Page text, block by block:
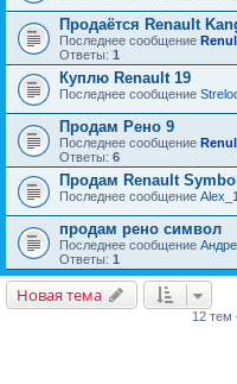
Продаётся Renault
Последнее сообщение
Ответы: 1
Куплю Renault 19
Последнее сообщение
Продам Рено 9
Последнее сообщение
Ответы: 6
Продам Renault
Последнее сообщение
продам рено символ
Последнее сообщение
Ответы: 1
Новая тема
12 тем